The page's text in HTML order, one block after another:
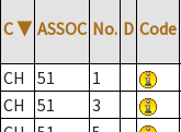
C ▼ ASSOC No. D Code
CH 51 1
CH
51 3